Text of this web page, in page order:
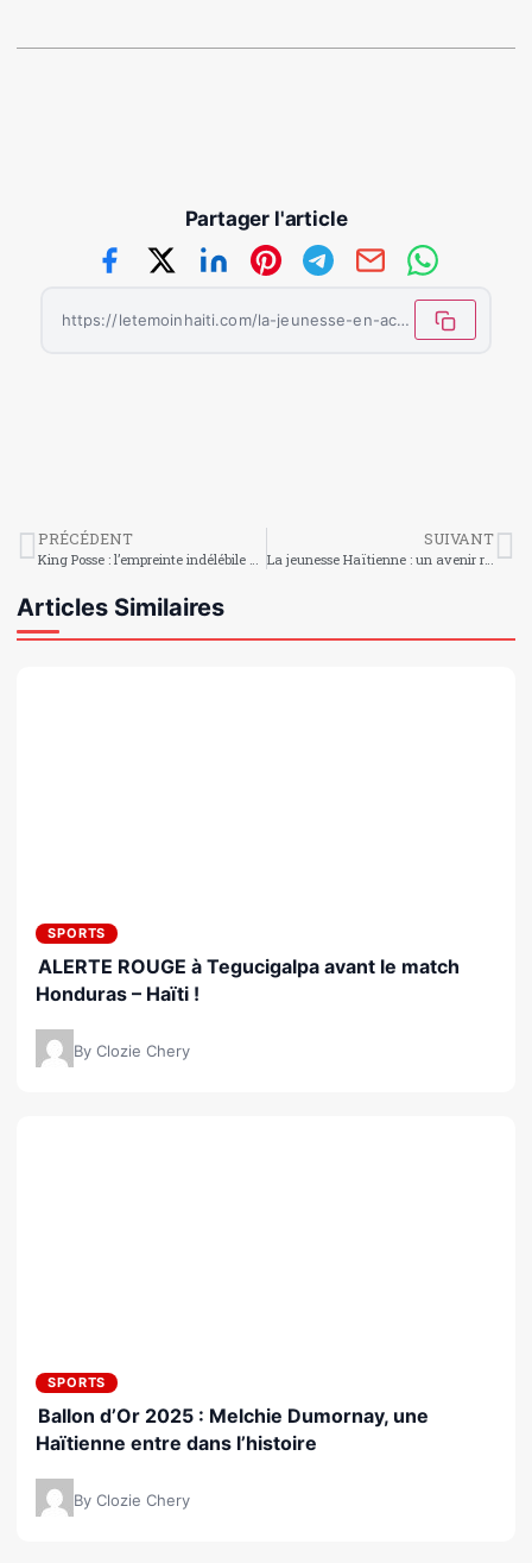
Partager l'article
https://letemoinhaiti.com/la-jeunesse-en-action-ouverture-reussie-au-parc-sportif-de-baconnoismercredi-13-aout-2025/
PRÉCÉDENT SUIVANT
La jeunesse Haïtienne : un avenir radieux à la Journée Mondiale de la Jeunesse 2025
Articles Similaires
SPORTS
ALERTE ROUGE à Tegucigalpa avant le match
Honduras – Haïti !
By Clozie Chery
SPORTS
Ballon d’Or 2025 : Melchie Dumornay, une
Haïtienne entre dans l’histoire
By Clozie Chery